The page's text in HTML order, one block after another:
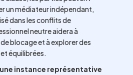
un médiateur indépendant,
dans les conflits de
neutre aidera à
blocage et à explorer des
équilibrées.
instance représentative